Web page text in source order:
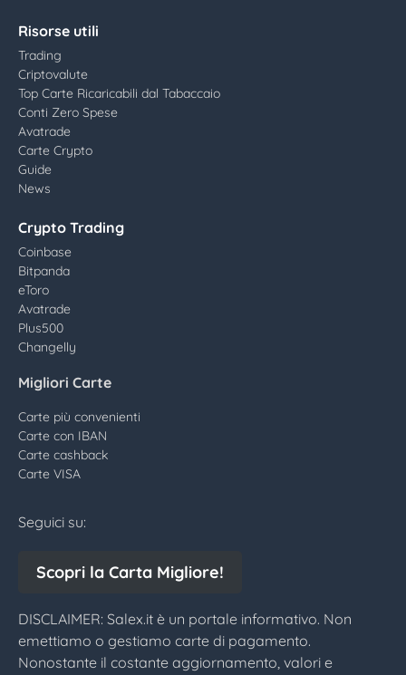
Risorse utili
Trading
Criptovalute
Top Carte Ricaricabili dal Tabaccaio
Conti Zero Spese
Avatrade
Carte Crypto
Guide
News
Crypto Trading
Coinbase
Bitpanda
eToro
Avatrade
Plus500
Changelly
Migliori Carte
Carte più convenienti
Carte con IBAN
Carte cashback
Carte VISA
Seguici su:
Scopri la Carta Migliore!
DISCLAIMER: Salex.it è un portale informativo. Non
emettiamo o gestiamo carte di pagamento.
Nonostante il costante aggiornamento, valori e